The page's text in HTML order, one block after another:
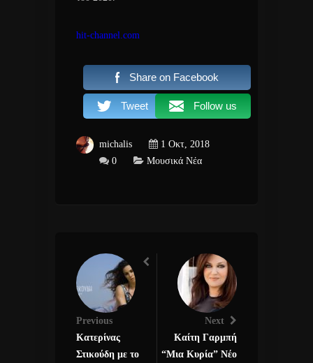
hit-channel.com
Share on Facebook
Tweet Follow us
michalis
1 Οκτ, 2018
0
Μουσικά Νέα
Previous
Κατερίνας
Στικούδη με το
Next
Καίτη Γαρμπή
“Μια Κυρία” Νέο